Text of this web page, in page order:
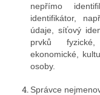
nepřímo
identifikátor,
údaje, síťový
prvků fyzické,
ekonomické,
osoby.
Správce